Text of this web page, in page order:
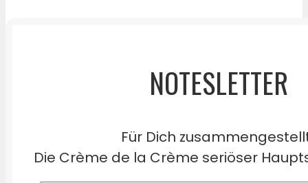
NOTESLETTER
Für Dich
Die Crème de la Crème seriöser